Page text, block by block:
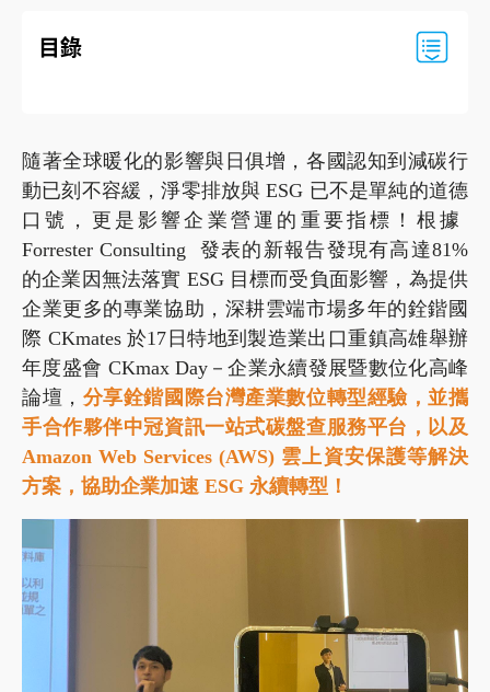
目錄
隨著全球暖化的影響與日俱增，各國認知到減碳行
動已刻不容緩，淨零排放與 ESG 已不是單純的道德
口號，更是影響企業營運的重要指標！根據
Forrester Consulting 發表的新報告發現有高達81%
的企業因無法落實 ESG 目標而受負面影響，為提供
企業更多的專業協助 ，深耕雲端市場多年的銓鍇國
際 CKmates 於17日特地到製造業出口重鎮高雄舉辦
年度盛會 CKmax Day－企業永續發展暨數位化高峰
論壇， 分享銓鍇國際台灣產業數位轉型經驗，並攜
手合作夥伴中冠資訊一站式碳盤查服務平台，以及
Amazon Web Services (AWS) 雲上資安保護等解決
方案，協助企業加速 ESG 永續轉型！